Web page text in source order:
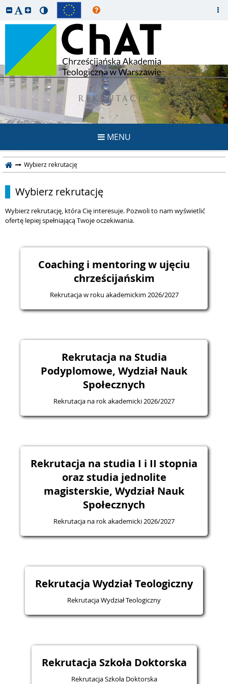
REKRUTACJA
MENU
Wybierz rekrutację
Wybierz rekrutację
Wybierz rekrutację, która Cię interesuje. Pozwoli to nam wyświetlić
ofertę lepiej spełniającą Twoje oczekiwania.
Coaching i mentoring w ujęciu
chrześcijańskim
Rekrutacja w roku akademickim 2026/2027
Rekrutacja na Studia
Podyplomowe, Wydział Nauk
Społecznych
Rekrutacja na rok akademicki 2026/2027
Rekrutacja na studia I i II stopnia
oraz studia jednolite
magisterskie, Wydział Nauk
Społecznych
Rekrutacja na rok akademicki 2026/2027
Rekrutacja Wydział Teologiczny
Rekrutacja Wydział Teologiczny
Rekrutacja Szkoła Doktorska
Rekrutacja Szkoła Doktorska